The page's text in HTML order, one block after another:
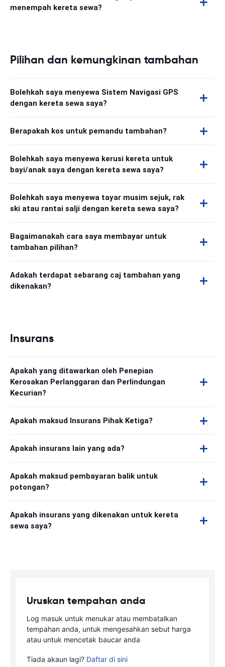
menempah kereta sewa?
Pilihan dan kemungkinan tambahan
Bolehkah saya menyewa Sistem Navigasi GPS
dengan kereta sewa saya?
Berapakah kos untuk pemandu tambahan?
Bolehkah saya menyewa kerusi kereta untuk
bayi/anak saya dengan kereta sewa saya?
Bolehkah saya menyewa tayar musim sejuk, rak
ski atau rantai salji dengan kereta sewa saya?
Bagaimanakah cara saya membayar untuk
tambahan pilihan?
Adakah terdapat sebarang caj tambahan yang
dikenakan?
Insurans
Apakah yang ditawarkan oleh Penepian
Kerosakan Perlanggaran dan Perlindungan
Kecurian?
Apakah maksud Insurans Pihak Ketiga?
Apakah insurans lain yang ada?
Apakah maksud pembayaran balik untuk
potongan?
Apakah insurans yang dikenakan untuk kereta
sewa saya?
Uruskan tempahan anda
Log masuk untuk menukar atau membatalkan
tempahan anda, untuk mengesahkan sebut harga
atau untuk mencetak baucar anda
Tiada akaun lagi? Daftar di sini